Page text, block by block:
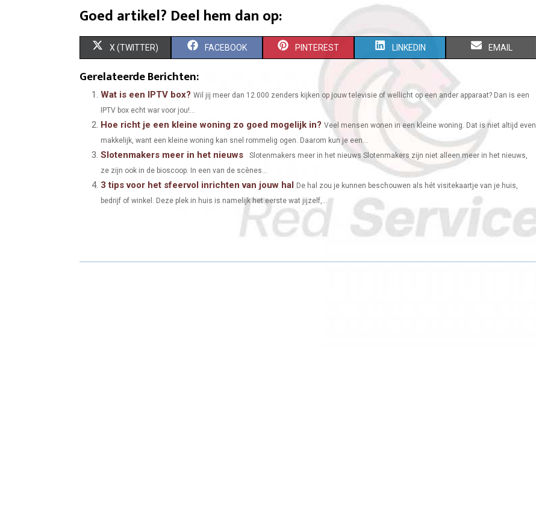
Goed artikel? Deel hem dan op:
S
A
R
O
X (TWITTER) S
A
O
FACEBOOK S
O
PINTEREST S
O
N
LINKEDIN S
A
O
EMAIL
Gerelateerde Berichten:
Wat is een IPTV box? Wil jij meer dan 12.000 zenders kijken op jouw televisie of wellicht op een ander apparaat? Dan is een
IPTV box echt war voor jou!...
Hoe richt je een kleine woning zo goed mogelijk in? Veel mensen wonen in een kleine woning. Dat is niet altijd even
makkelijk, want een kleine woning kan snel rommelig ogen. Daarom kun je een...
Slotenmakers meer in het nieuws
Slotenmakers meer in het nieuws Slotenmakers zijn niet alleen meer in het nieuws,
ze zijn ook in de bioscoop. In een van de scènes...
3 tips voor het sfeervol inrichten van jouw hal De hal zou je kunnen beschouwen als hét visitekaartje van je huis,
bedrijf of winkel. Deze plek in huis is namelijk het eerste wat jijzelf,...